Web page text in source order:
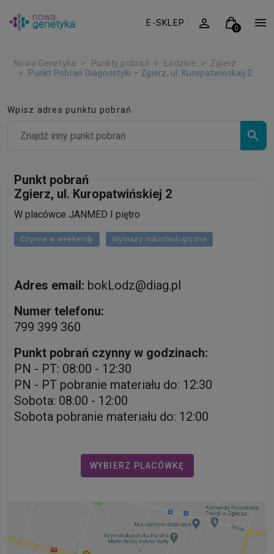
E-SKLEP
Nowa Genetyka Punkty pobrań Łódzkie
Zgierz
Punkt Pobrań Diagnostyki – Zgierz, ul. Kuropatwińskiej 2
Wpisz adres punktu pobrań
Punkt pobrań
Zgierz, ul. Kuropatwińskiej 2
W placówce JANMED I piętro
Czynne w weekendy Wymazy mikrobiologiczne
Adres email: bokLodz@diag.pl
Numer telefonu:
799 399 360
Punkt pobrań czynny w godzinach:
PN - PT: 08:00 - 12:30
PN - PT pobranie materiału do: 12:30
Sobota: 08:00 - 12:00
Sobota pobranie materiału do: 12:00
WYBIERZ PLACÓWKĘ